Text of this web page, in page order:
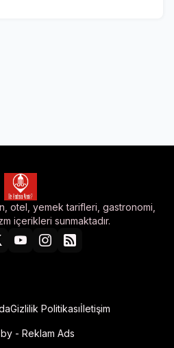
otel, yemek tarifleri, gastronomi,
içerikleri sunmaktadır.
- Reklam Ads
Gizlilik Politikasıİletişim